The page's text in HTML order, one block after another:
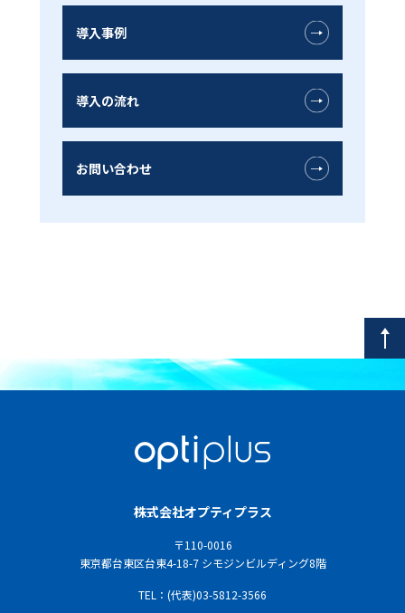
導入事例
導入の流れ
お問い合わせ
株式会社オプティプラス
〒110-0016
東京都台東区台東4-18-7 シモジンビルディング8階
TEL：(代表)03-5812-3566